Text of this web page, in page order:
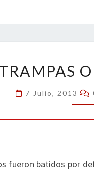
ar
tir
7 Julio, 2013
fueron batidos por